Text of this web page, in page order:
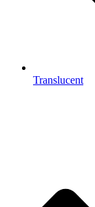
Translucent